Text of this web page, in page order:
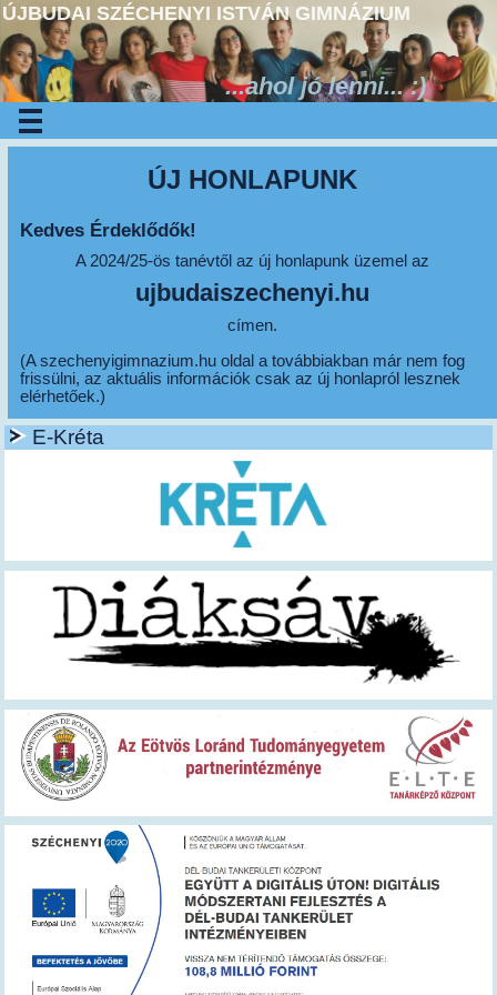
ÚJBUDAI SZÉCHENYI ISTVÁN GIMNÁZIUM
...ahol jó lenni... :)
ÚJ HONLAPUNK
Kedves Érdeklődők!
A 2024/25-ös tanévtől az új honlapunk üzemel az
ujbudaiszechenyi.hu
címen.
(A szechenyigimnazium.hu oldal a továbbiakban már nem fog
frissülni, az aktuális információk csak az új honlapról lesznek
elérhetőek.)
E-Kréta